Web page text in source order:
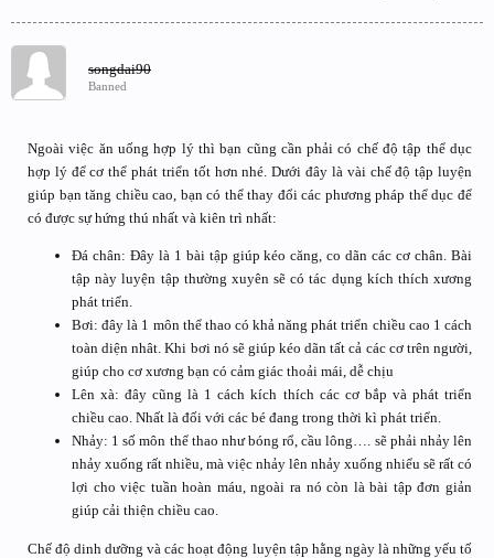
songdai90
Banned
Ngoài việc ăn uống hợp lý thì bạn cũng cần phải có chế độ tập thể dục
hợp lý để cơ thể phát triển tốt hơn nhé. Dưới đây là vài chế độ tập luyện
giúp bạn tăng chiều cao, bạn có thể thay đổi các phương pháp thể dục để
có được sự hứng thú nhất và kiên trì nhất:
Đá chân: Đây là 1 bài tập giúp kéo căng, co dãn các cơ chân. Bài
tập này luyện tập thường xuyên sẽ có tác dụng kích thích xương
phát triển.
Bơi: đây là 1 môn thể thao có khả năng phát triển chiều cao 1 cách
toàn diện nhât. Khi bơi nó sẽ giúp kéo dãn tất cả các cơ trên người,
giúp cho cơ xương bạn có cảm giác thoải mái, dễ chịu
Lên xà: đây cũng là 1 cách kích thích các cơ bắp và phát triển
chiều cao. Nhất là đối với các bé đang trong thời kì phát triển.
Nhảy: 1 số môn thể thao như bóng rổ, cầu lông…. sẽ phải nhảy lên
nhảy xuống rất nhiều, mà việc nhảy lên nhảy xuống nhiểu sẽ rất có
lợi cho việc tuần hoàn máu, ngoài ra nó còn là bài tập đơn giản
giúp cải thiện chiều cao.
Chế độ dinh dưỡng và các hoạt động luyện tập hằng ngày là những yếu tố